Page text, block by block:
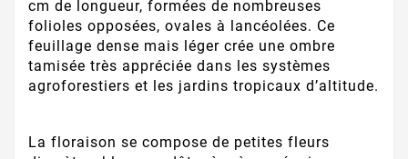
cm de longueur, formées de nombreuses
folioles opposées, ovales à lancéolées. Ce
feuillage dense mais léger crée une ombre
tamisée très appréciée dans les systèmes
agroforestiers et les jardins tropicaux d’altitude.
La floraison se compose de petites fleurs